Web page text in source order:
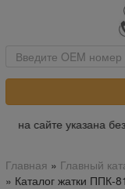
на сайте указана
Главная » Главный
» Каталог жатки ППК-